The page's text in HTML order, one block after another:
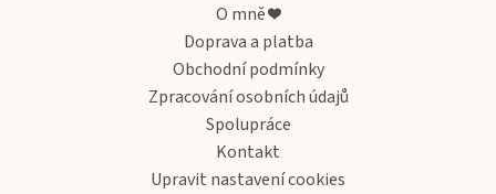
O mně ❤️
Doprava a platba
Obchodní podmínky
Zpracování osobních údajů
Spolupráce
Kontakt
Upravit nastavení cookies